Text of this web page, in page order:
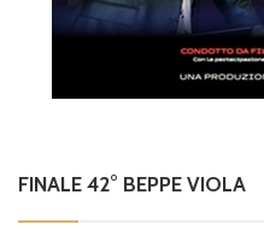
FINALE 42° BEPPE VIOLA